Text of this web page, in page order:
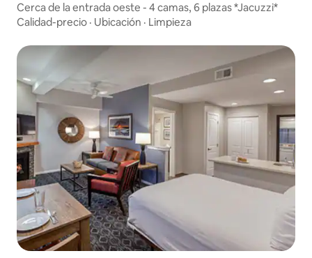
Cerca de la entrada oeste - 4 camas, 6 plazas *Jacuzzi*
Calidad-precio · Ubicación · Limpieza